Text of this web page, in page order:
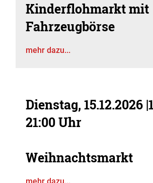
Kinderflohmarkt mit
Fahrzeugbörse
mehr dazu...
Dienstag, 15.12.2026 |
21:00 Uhr
Weihnachtsmarkt